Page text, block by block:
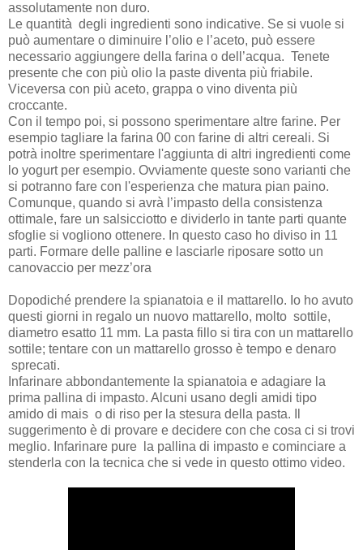
assolutamente non duro.
Le quantità degli ingredienti sono indicative. Se si vuole si
può aumentare o diminuire l’olio e l’aceto, può essere
necessario aggiungere della farina o dell’acqua. Tenete
presente che con più olio la paste diventa più friabile.
Viceversa con più aceto, grappa o vino diventa più
croccante.
Con il tempo poi, si possono sperimentare altre farine. Per
esempio tagliare la farina 00 con farine di altri cereali. Si
potrà inoltre sperimentare l'aggiunta di altri ingredienti come
lo yogurt per esempio. Ovviamente queste sono varianti che
si potranno fare con l'esperienza che matura pian paino.
Comunque, quando si avrà l’impasto della consistenza
ottimale, fare un salsicciotto e dividerlo in tante parti quante
sfoglie si vogliono ottenere. In questo caso ho diviso in 11
parti. Formare delle palline e lasciarle riposare sotto un
canovaccio per mezz’ora
Dopodiché prendere la spianatoia e il mattarello. Io ho avuto
questi giorni in regalo un nuovo mattarello, molto sottile,
diametro esatto 11 mm. La pasta fillo si tira con un mattarello
sottile; tentare con un mattarello grosso è tempo e denaro
sprecati.
Infarinare abbondantemente la spianatoia e adagiare la
prima pallina di impasto. Alcuni usano degli amidi tipo
amido di mais o di riso per la stesura della pasta. Il
suggerimento è di provare e decidere con che cosa ci si trovi
meglio. Infarinare pure la pallina di impasto e cominciare a
stenderla con la tecnica che si vede in questo ottimo video.